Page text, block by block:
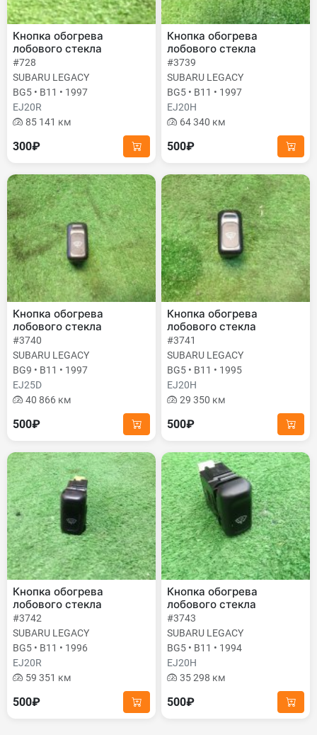
Кнопка обогрева
лобового стекла
#728
SUBARU LEGACY
BG5 • B11 • 1997
EJ20R
85 141 км
300₽
Кнопка обогрева
лобового стекла
#3739
SUBARU LEGACY
BG5 • B11 • 1997
EJ20H
64 340 км
500₽
Кнопка обогрева
лобового стекла
#3740
SUBARU LEGACY
BG9 • B11 • 1997
EJ25D
40 866 км
500₽
Кнопка обогрева
лобового стекла
#3741
SUBARU LEGACY
BG5 • B11 • 1995
EJ20H
29 350 км
500₽
Кнопка обогрева
лобового стекла
#3742
SUBARU LEGACY
BG5 • B11 • 1996
EJ20R
59 351 км
500₽
Кнопка обогрева
лобового стекла
#3743
SUBARU LEGACY
BG5 • B11 • 1994
EJ20H
35 298 км
500₽